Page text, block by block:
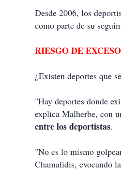
Desde 2006, los
como parte de su
RIESGO DE
¿Existen deportes que
"Hay deportes donde
explica Malherbe, con
entre los deportistas.
"No es lo mismo
Chamalidis, evocando